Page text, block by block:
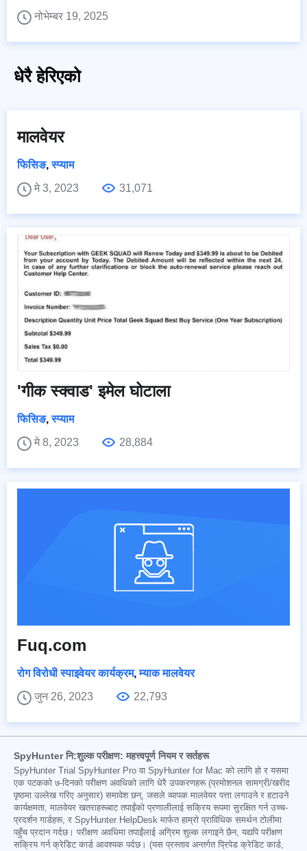
नोभेम्बर 19, 2025
धेरै हेरिएको
मालवेयर
फिसिङ,स्प्याम
मे 3, 2023
31,071
'गीक स्क्वाड' इमेल घोटाला
फिसिङ,स्प्याम
मे 8, 2023
28,884
Fuq.com
रोग विरोधी स्पाइवेयर कार्यक्रम,म्याक मालवेयर
जुन 26, 2023
22,793
SpyHunter नि:शुल्क परीक्षण: महत्त्वपूर्ण नियम र सर्तहरू
SpyHunter Trial SpyHunter Pro वा SpyHunter for Mac को लागि हो र यसमा
एक पटकको ७-दिनको परीक्षण अवधिको लागि धेरै उपकरणहरू (प्रमोशनल सामग्री/खरीद
पृष्ठमा उल्लेख गरिए अनुसार) समावेश छन्, जसले व्यापक मालवेयर पत्ता लगाउने र हटाउने
कार्यक्षमता, मालवेयर खतराहरूबाट तपाईंको प्रणालीलाई सक्रिय रूपमा सुरक्षित गर्न उच्च-
प्रदर्शन गार्डहरू, र SpyHunter HelpDesk मार्फत हाम्रो प्राविधिक समर्थन टोलीमा
पहुँच प्रदान गर्दछ। परीक्षण अवधिमा तपाईंलाई अग्रिम शुल्क लगाइने छैन, यद्यपि परीक्षण
सक्रिय गर्न क्रेडिट कार्ड आवश्यक पर्दछ। (यस प्रस्ताव अन्तर्गत प्रिपेड क्रेडिट कार्ड,